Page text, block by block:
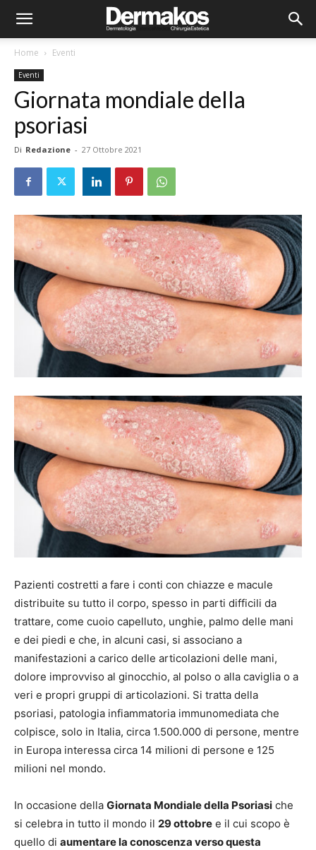
Home Eventi
Eventi
Giornata mondiale della
psoriasi
Di Redazione - 27 Ottobre 2021
Pazienti costretti a fare i conti con chiazze e macule
distribuite su tutto il corpo, spesso in parti difficili da
trattare, come cuoio capelluto, unghie, palmo delle mani
e dei piedi e che, in alcuni casi, si associano a
manifestazioni a carico delle articolazioni delle mani,
dolore improvviso al ginocchio, al polso o alla caviglia o a
veri e propri gruppi di articolazioni. Si tratta della
psoriasi, patologia infiammatoria immunomediata che
colpisce, solo in Italia, circa 1.500.000 di persone, mentre
in Europa interessa circa 14 milioni di persone e 125
milioni nel mondo.
In occasione della Giornata Mondiale della Psoriasi che
si celebra in tutto il mondo il 29 ottobre e il cui scopo è
quello di aumentare la conoscenza verso questa